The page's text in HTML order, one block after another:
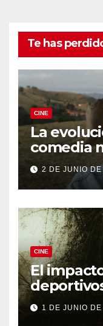
Te has
CINE
La
comedia
Knives
2 DE JUNIO
CINE
El
Ferrari
1 DE JUNIO